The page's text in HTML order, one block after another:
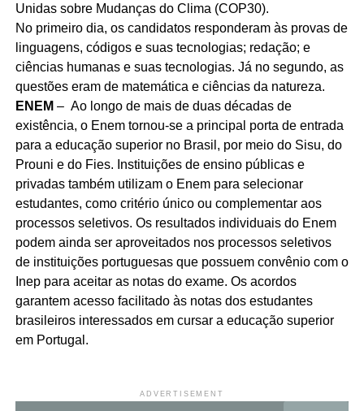
Unidas sobre Mudanças do Clima (COP30).
No primeiro dia, os candidatos responderam às provas de
linguagens, códigos e suas tecnologias; redação; e
ciências humanas e suas tecnologias. Já no segundo, as
questões eram de matemática e ciências da natureza.
ENEM – Ao longo de mais de duas décadas de
existência, o Enem tornou-se a principal porta de entrada
para a educação superior no Brasil, por meio do Sisu, do
Prouni e do Fies. Instituições de ensino públicas e
privadas também utilizam o Enem para selecionar
estudantes, como critério único ou complementar aos
processos seletivos. Os resultados individuais do Enem
podem ainda ser aproveitados nos processos seletivos
de instituições portuguesas que possuem convênio com o
Inep para aceitar as notas do exame. Os acordos
garantem acesso facilitado às notas dos estudantes
brasileiros interessados em cursar a educação superior
em Portugal.
ADVERTISEMENT